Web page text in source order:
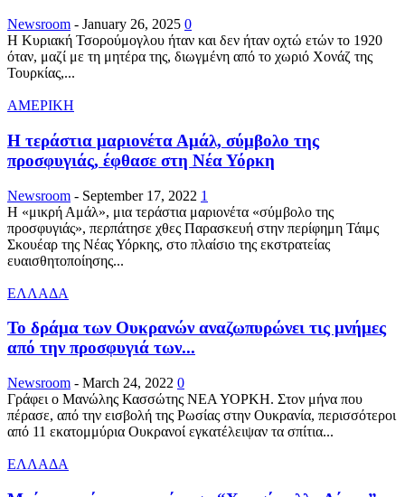
Newsroom - January 26, 2025 0
Η Κυριακή Τσορούμογλου ήταν και δεν ήταν οχτώ ετών το 1920
όταν, μαζί με τη μητέρα της, διωγμένη από το χωριό Χονάζ της
Τουρκίας,...
ΑΜΕΡΙΚΗ
Η τεράστια μαριονέτα Αμάλ, σύμβολο της
προσφυγιάς, έφθασε στη Νέα Υόρκη
Newsroom - September 17, 2022 1
Η «μικρή Αμάλ», μια τεράστια μαριονέτα «σύμβολο της
προσφυγιάς», περπάτησε χθες Παρασκευή στην περίφημη Τάιμς
Σκουέαρ της Νέας Υόρκης, στο πλαίσιο της εκστρατείας
ευαισθητοποίησης...
ΕΛΛΑΔΑ
Το δράμα των Ουκρανών αναζωπυρώνει τις μνήμες
από την προσφυγιά των...
Newsroom - March 24, 2022 0
Γράφει ο Μανώλης Κασσώτης ΝΕΑ ΥΟΡΚΗ. Στον μήνα που
πέρασε, από την εισβολή της Ρωσίας στην Ουκρανία, περισσότεροι
από 11 εκατομμύρια Ουκρανοί εγκατέλειψαν τα σπίτια...
ΕΛΛΑΔΑ